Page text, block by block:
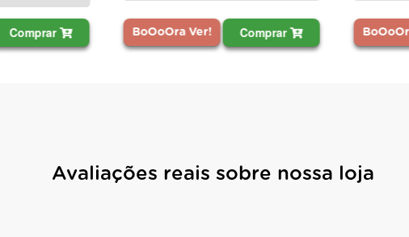
BoOoOra Ver! Comprar BoOoOra Ver! Comprar
Avaliações reais sobre nossa loja